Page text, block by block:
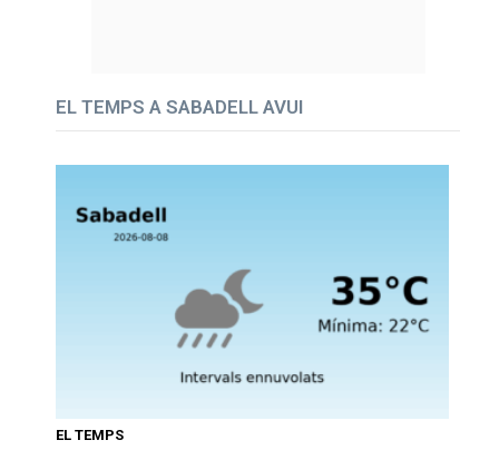
EL TEMPS A SABADELL AVUI
EL TEMPS